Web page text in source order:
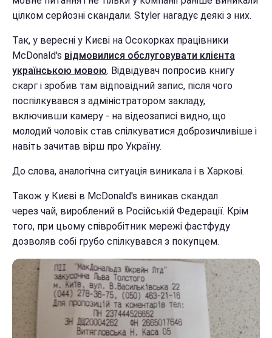
цілком серйозні скандали. Styler нагадує деякі з них.
Так, у вересні у Києві на Осокорках працівники
McDonald's відмовилися обслуговувати клієнта
українською мовою. Відвідувач попросив книгу
скарг і зробив там відповідний запис, після чого
поспілкувався з адміністратором закладу,
включивши камеру - на відеозаписі видно, що
молодий чоловік став спілкуватися доброзичливіше і
навіть зачитав вірш про Україну.
До слова, аналогічна ситуація виникала і в Харкові.
Також у Києві в McDonald's виникав скандал
через чай, вироблений в Російській Федерації. Крім
того, при цьому співробітник мережі фастфуду
дозволяв собі грубо спілкувався з покупцем.